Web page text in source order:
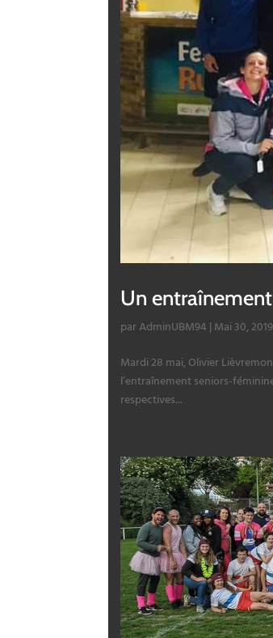
Un
parAdminUBM94 | Mai 30, 2019
Mardi 28 mai, Olivier
l’entraînement seniors-
respectives...